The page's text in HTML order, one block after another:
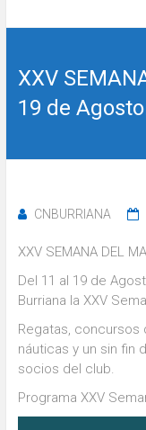
XXV
19 de
CNBURRIANA
XXV SEMANA DEL
Del 11 al 19 de
Burriana la XXV
Regatas, concursos
náuticas y un sin fin
socios del club.
Programa XXV